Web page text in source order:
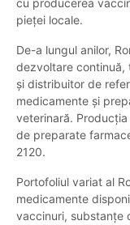
cu producerea
pieței locale.
De-a lungul anilor,
dezvoltare continuă,
și distribuitor de
medicamente și
veterinară.
de preparate
2120.
Portofoliul variat al
medicamente
vaccinuri, substanțe